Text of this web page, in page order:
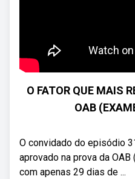
O FATOR QUE MAIS
OAB
O convidado do episódio
aprovado na prova da
com apenas 29 dias de ...